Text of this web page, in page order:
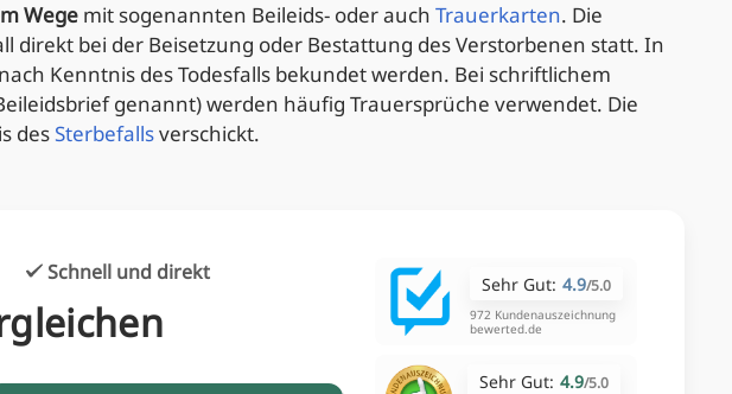
Wege mit sogenannten Beileids- oder auch Trauerkarten. Die
direkt bei der Beisetzung oder Bestattung des Verstorbenen statt. In
Kenntnis des Todesfalls bekundet werden. Bei schriftlichem
genannt) werden häufig Trauersprüche verwendet. Die
desSterbefallsverschickt.
Schnell und direkt Sehr Gut: 4.9/5.0
972 Kundenauszeichnung
bewerted.de
Sehr Gut: 4.9/5.0